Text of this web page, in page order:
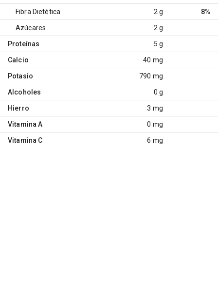
Fibra Dietética 2 g 8%
Azúcares 2 g
Proteínas 5 g
Calcio 40 mg
Potasio 790 mg
Alcoholes 0 g
Hierro 3 mg
Vitamina A 0 mg
Vitamina C 6 mg